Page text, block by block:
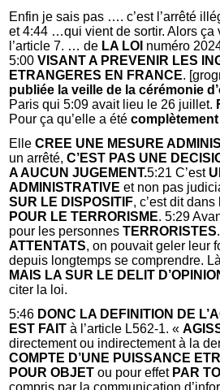
Enfin je sais pas …. c’est l’arrêté
et 4:44 …qui vient de sortir. Alors ça
l’article 7. … de LA LOI numéro
5:00VISANT A PREVENIR LES
ETRANGERES EN FRANCE.
publiée la veille de la cérémonie
Paris qui 5:09 avait lieu le 26 juillet.
Pour ça qu’elle a été
ElleCREE UNE MESURE
un arrêté,C’EST PAS UNE
A AUCUN JUGEMENT.5:21 C’est
ADMINISTRATIVE et non pas
SUR LE DISPOSITIF, c’est dit dans
POUR LE TERRORISME. 5:29
pour les personnesTERRORISTES
ATTENTATS, on pouvait geler leur
depuis longtemps se comprendre.
MAIS LA SUR LE DELIT
citer la loi.
5:46 DONC LA DEFINITION DE
EST FAIT à l’article L562-1. «
directement ou indirectement à la
COMPTE D’UNE PUISSANCE
POUR OBJET ou pour effet PAR
compris par la communication